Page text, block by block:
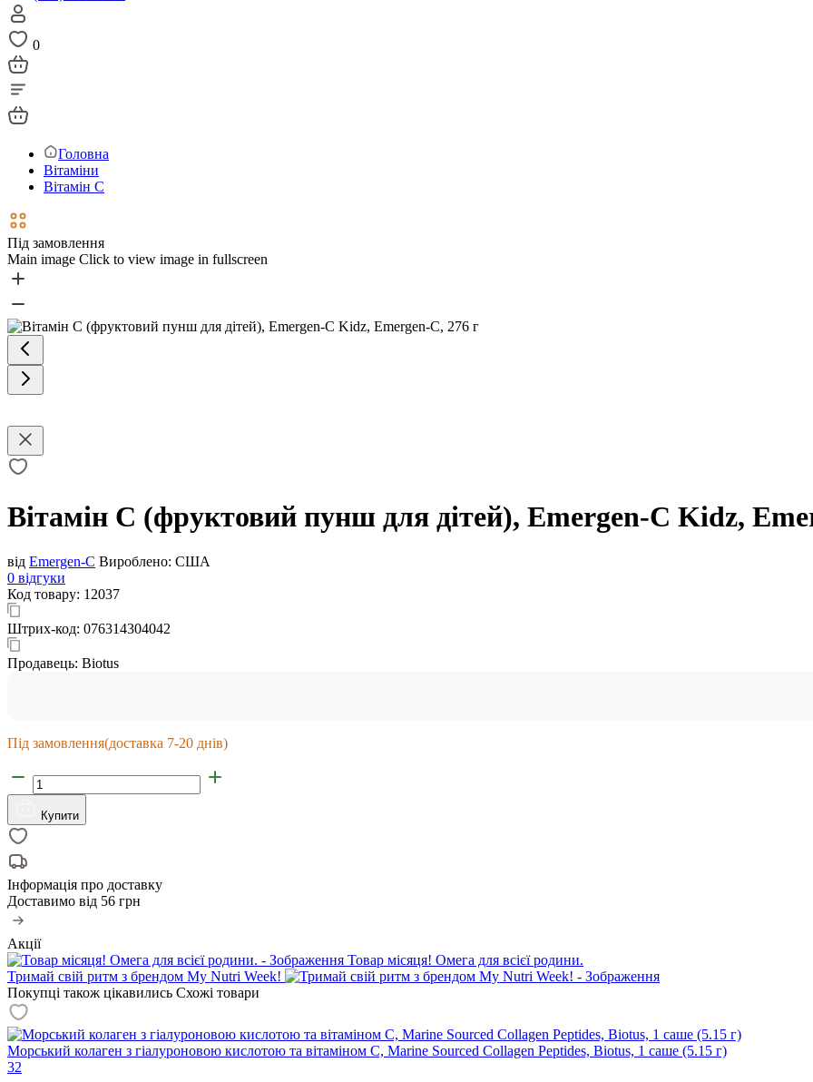
0
Головна
Вітаміни
Вітамін С
Під замовлення
Main image Click to view image in fullscreen
Вітамін С (фруктовий пунш для дітей), Emergen-C Kidz,
від Emergen-C Вироблено: США
0 відгуки
Код товару: 12037
Штрих-код: 076314304042
Продавець: Biotus
Під замовлення(доставка 7-20 днів)
Купити
Інформація про доставку
Доставимо від 56 грн
Акції
Товар місяця! Омега для всієї родини.
Тримай свій ритм з брендом My Nutri Week!
Покупці також цікавились Схожі товари
Морський колаген з гіалуроновою кислотою та вітаміном С, Marine Sourced Collagen Peptidеs, Biotus, 1 саше (5.15 г)
32